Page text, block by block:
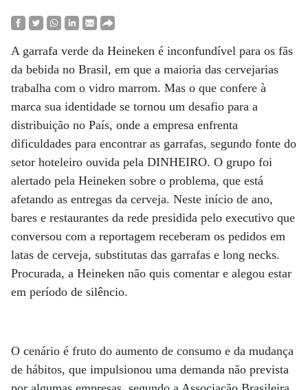
A garrafa verde da Heineken é inconfundível para os fãs
da bebida no Brasil, em que a maioria das cervejarias
trabalha com o vidro marrom. Mas o que confere à
marca sua identidade se tornou um desafio para a
distribuição no País, onde a empresa enfrenta
dificuldades para encontrar as garrafas, segundo fonte do
setor hoteleiro ouvida pela DINHEIRO. O grupo foi
alertado pela Heineken sobre o problema, que está
afetando as entregas da cerveja. Neste início de ano,
bares e restaurantes da rede presidida pelo executivo que
conversou com a reportagem receberam os pedidos em
latas de cerveja, substitutas das garrafas e long necks.
Procurada, a Heineken não quis comentar e alegou estar
em período de silêncio.
O cenário é fruto do aumento de consumo e da mudança
de hábitos, que impulsionou uma demanda não prevista